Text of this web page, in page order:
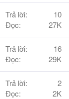
Trả lời
10
Đọc
27K
Trả lời
16
Đọc
29K
Trả lời
2
Đọc
2K